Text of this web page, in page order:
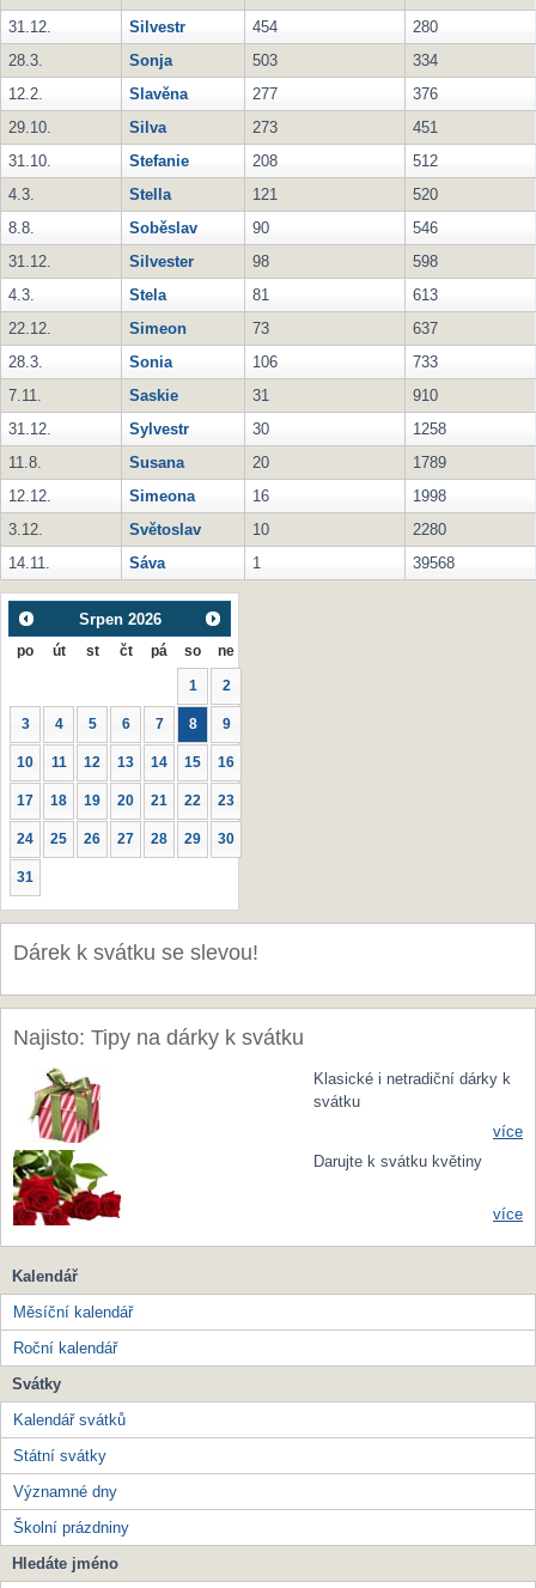
31.12.
Silvestr 454
280
28.3.
Sonja 503
334
12.2.
Slavěna 277
376
29.10.
Silva 273
451
31.10.
Stefanie 208
512
4.3.
Stella 121
520
8.8.
Soběslav 90
546
31.12.
Silvester 98
598
4.3.
Stela 81
613
22.12.
Simeon 73
637
28.3.
Sonia 106
733
7.11.
Saskie 31
910
31.12.
Sylvestr 30
1258
11.8.
Susana 20
1789
12.12.
Simeona 16
1998
3.12.
Světoslav 10
2280
14.11.
Sáva 1 39568
Srpen 2026
po út st čt pá so ne
1 2
3 4 5 6 7 8 9
10 11 12 13 14 15 16
17 18 19 20 21 22 23
24 25 26 27 28 29 30
31
Dárek k svátku se slevou!
Najisto: Tipy na dárky k svátku
Klasické i netradiční dárky k
svátku
více
Darujte k svátku květiny
více
Kalendář
Měsíční kalendář
Roční kalendář
Svátky
Kalendář svátků
Státní svátky
Významné dny
Školní prázdniny
Hledáte jméno